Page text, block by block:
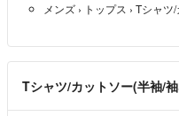
メンズ › トップス › Tシャツ
Tシャツ/カットソー(半袖/